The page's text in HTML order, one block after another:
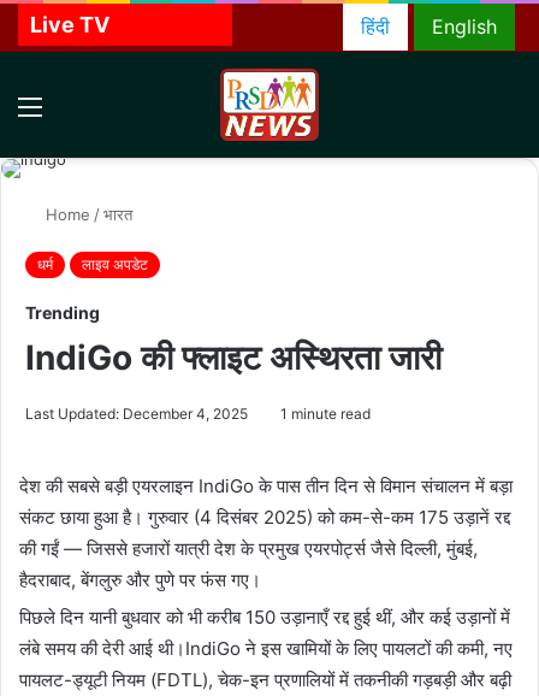
Live TV English
हिंदी
Home /भारत
धर्म लाइव अपडेट
Trending
IndiGo की फ्लाइट अस्थिरता जारी
Last Updated: December 4, 2025 1 minute read
देश की सबसे बड़ी एयरलाइन IndiGo के पास तीन दिन से विमान संचालन में बड़ा
संकट छाया हुआ है। गुरुवार (4 दिसंबर 2025) को कम-से-कम 175 उड़ानें रद्द
की गईं — जिससे हजारों यात्री देश के प्रमुख एयरपोर्ट्स जैसे दिल्ली, मुंबई,
हैदराबाद, बेंगलुरु और पुणे पर फंस गए।
पिछले दिन यानी बुधवार को भी करीब 150 उड़ानाएँ रद्द हुई थीं, और कई उड़ानों में
लंबे समय की देरी आई थी।IndiGo ने इस खामियों के लिए पायलटों की कमी, नए
पायलट-ड्यूटी नियम (FDTL), चेक-इन प्रणालियों में तकनीकी गड़बड़ी और बढ़ी